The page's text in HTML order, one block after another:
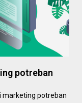
potreban
marketing potreban